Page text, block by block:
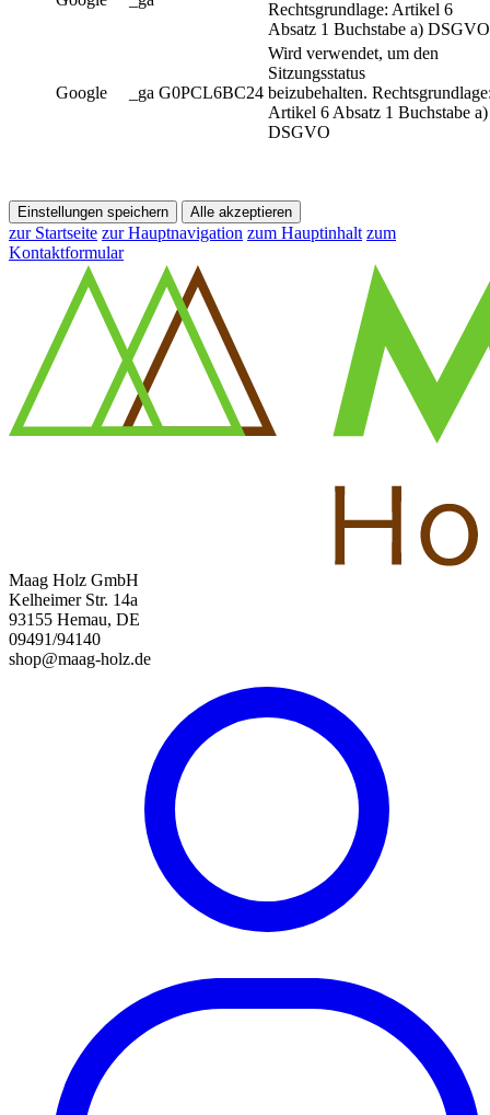
Rechtsgrundlage: Artikel 6
Absatz 1 Buchstabe a) DSGVO
Google _ga G0PCL6BC24
Wird verwendet, um den
Sitzungsstatus
beizubehalten.
Artikel 6 Absatz 1 Buchstabe a)
DSGVO
Einstellungen speichern Alle akzeptieren
zur Startseite zur Hauptnavigation zum Hauptinhalt zum
Kontaktformular
Maag Holz GmbH
Kelheimer Str. 14a
93155 Hemau, DE
09491/94140
shop@maag-holz.de